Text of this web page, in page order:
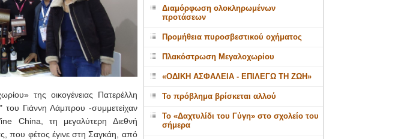
της οικογένειας Πατερέλλη
του Γιάννη Λάμπρου -συμμετείχαν
China, τη μεγαλύτερη Διεθνή
που φέτος έγινε στη Σαγκάη, από
Διαμόρφωση ολοκληρωμένων
προτάσεων
Προμήθεια πυροσβεστικού οχήματος
Πλακόστρωση Μεγαλοχωρίου
«ΟΔΙΚΗ ΑΣΦΑΛΕΙΑ - ΕΠΙΛΕΓΩ ΤΗ ΖΩΗ»
Το πρόβλημα βρίσκεται αλλού
Το «Δαχτυλίδι του Γύγη» στο σχολείο του
σήμερα